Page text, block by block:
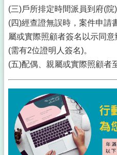
(三)戶所排定時間派員到府(院
(四)經查證無誤時，案件申請
屬或實際照顧者簽名以示同
(需有2位證明人簽名)。
(五)配偶、親屬或實際照顧者